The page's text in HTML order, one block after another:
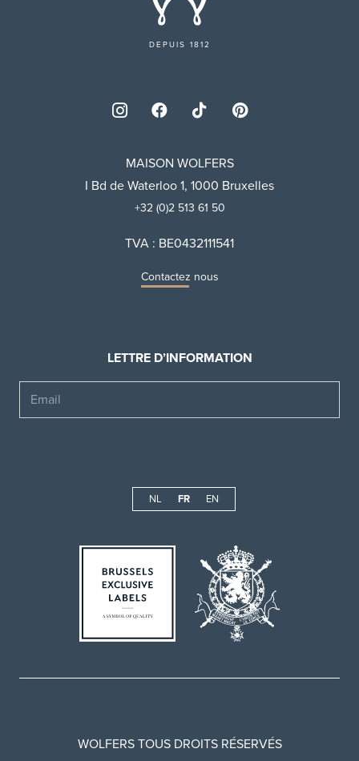
DEPUIS 1812
MAISON WOLFERS
I Bd de Waterloo 1, 1000 Bruxelles
+32 (0)2 513 61 50
TVA : BE0432111541
Contactez nous
LETTRE D’INFORMATION
NL FR EN
WOLFERS TOUS DROITS RÉSERVÉS